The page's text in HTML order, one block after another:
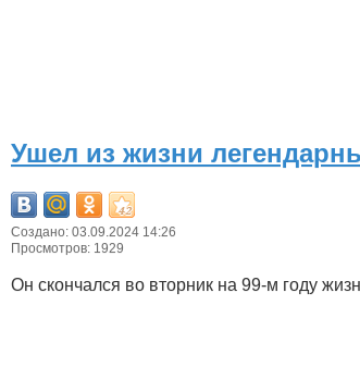
Ушел из жизни
Создано: 03.09.2024 14:26
Просмотров: 1929
Он скончался во вторник на 99-м году